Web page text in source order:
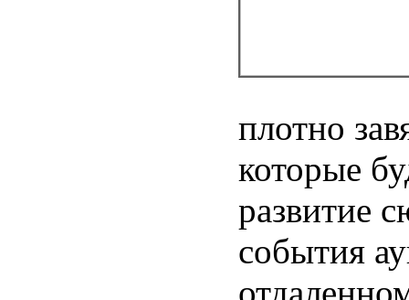
плотно
которые
развитие
события